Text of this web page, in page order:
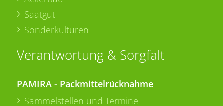
Saatgut
Sonderkulturen
Verantwortung & Sorgfalt
PAMIRA - Packmittelrücknahme
Sammelstellen und Termine